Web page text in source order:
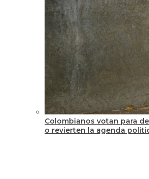
Colombianos votan para
o revierten la agenda